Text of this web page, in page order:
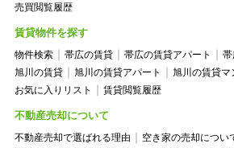
売買閲覧履歴
賃貸物件を探す
物件検索 帯広の賃貸 帯広の賃貸アパート
帯
旭川の賃貸
旭川の賃貸アパート
旭川の賃貸マ
お気に入りリスト
賃貸閲覧履歴
不動産売却について
不動産売却で選ばれる理由
空き家の売却につい